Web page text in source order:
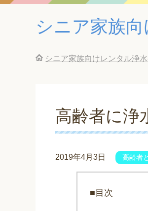
シニア家族
シニア家族向けレンタル浄
高齢者に浄
2019年4月3日 高齢者
■目次